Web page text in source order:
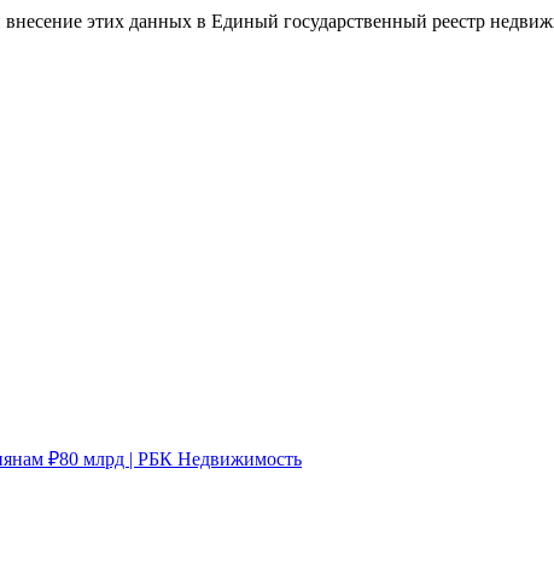
этих данных в Единый государственный реестр
₽80 млрд | РБК Недвижимость